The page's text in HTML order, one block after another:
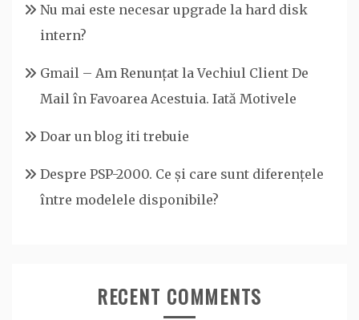
Nu mai este necesar upgrade la hard disk
intern?
Gmail – Am Renunțat la Vechiul Client De
Mail în Favoarea Acestuia. Iată Motivele
Doar un blog iti trebuie
Despre PSP-2000. Ce și care sunt diferențele
între modelele disponibile?
RECENT COMMENTS